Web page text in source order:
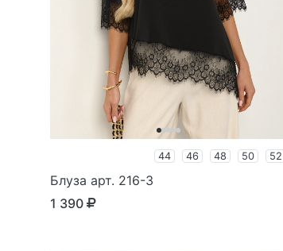
44 46 48 50 52
Блуза арт. 216-3
1 390